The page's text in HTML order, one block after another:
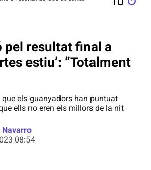
pel resultat final a
estiu’: “Totalment
els guanyadors han puntuat
ells no eren els millors de la nit
08:54